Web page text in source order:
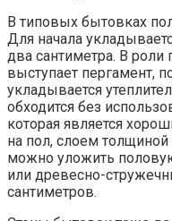
В типовых бытовках
Для начала
два сантиметра. В роли
выступает пергамент,
укладывается
обходится без
которая является
на пол, слоем
можно уложить
или древесно-
сантиметров.